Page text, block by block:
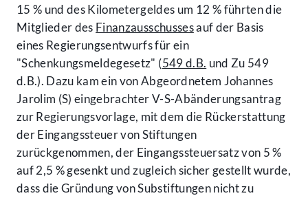
15 % und des Kilometergeldes um 12 % führten die
Mitglieder des Finanzausschussesauf der Basis
eines Regierungsentwurfs für ein
"Schenkungsmeldegesetz" (549 d.B. und Zu 549
d.B.). Dazu kam ein von Abgeordnetem Johannes
Jarolim (S) eingebrachter V-S-Abänderungsantrag
zur Regierungsvorlage, mit dem die Rückerstattung
der Eingangssteuer von Stiftungen
zurückgenommen, der Eingangssteuersatz von 5 %
auf 2,5 % gesenkt und zugleich sicher gestellt wurde,
dass die Gründung von Substiftungen nicht zu